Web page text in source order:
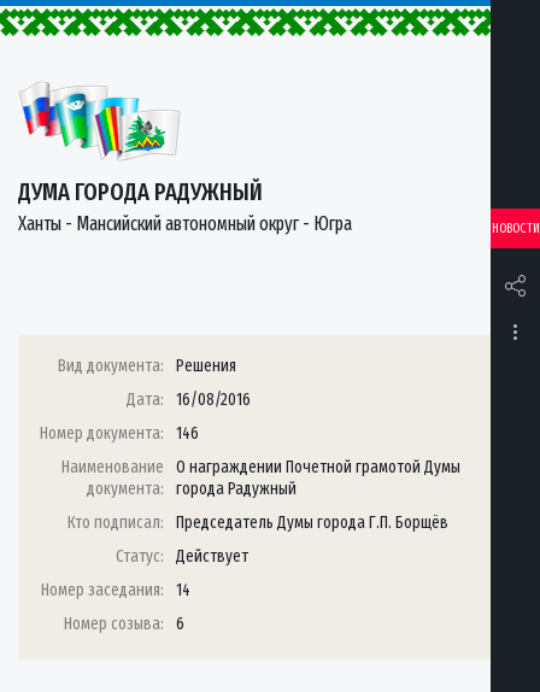
ДУМА ГОРОДА РАДУЖНЫЙ
Ханты - Мансийский автономный округ - Югра НОВОСТИ
Вид документа:
Решения
Дата:
16/08/2016
Номер документа:
146
Наименование
документа:
О награждении Почетной грамотой Думы
города Радужный
Кто подписал:
Председатель Думы города Г.П. Борщёв
Статус:
Действует
Номер заседания:
14
Номер созыва:
6